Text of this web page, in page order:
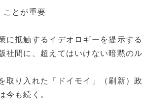
ことが重要
抵触するイデオロギーを提示す
社間に、超えてはいけない暗黙の
り入れた「ドイモイ」（刷新）
今も続く。